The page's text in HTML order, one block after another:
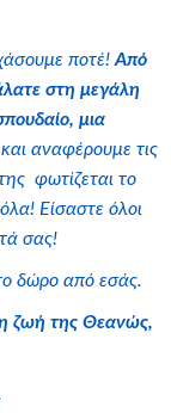
ποτέ! Από
στη μεγάλη
μια
αναφέρουμε τις
φωτίζεται το
Είσαστε όλοι
σας!
δώρο από εσάς.
ζωή της Θεανώς,